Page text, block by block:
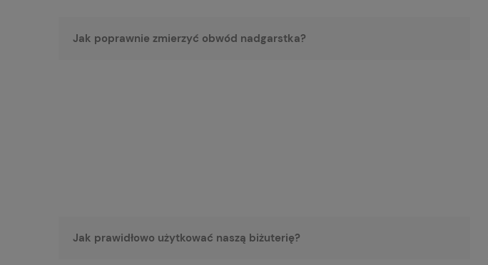
Jak poprawnie zmierzyć obwód nadgarstka?
Jak prawidłowo użytkować naszą biżuterię?